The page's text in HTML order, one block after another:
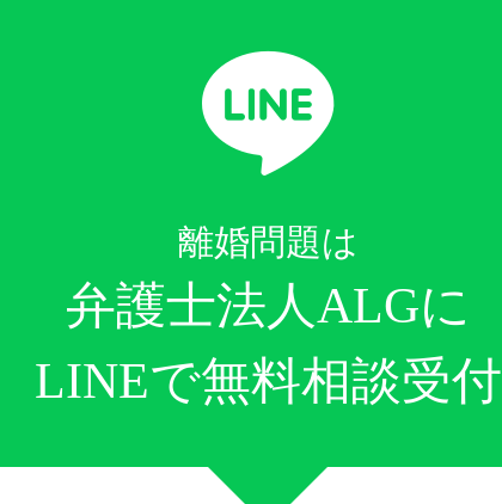
離婚問題は
弁護士法人ALGに
LINEで無料相談受付